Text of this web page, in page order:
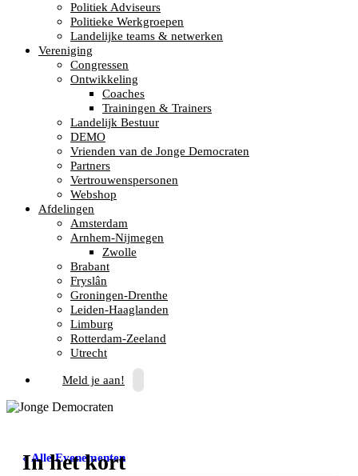
Politiek Adviseurs
Politieke Werkgroepen
Landelijke teams & netwerken
Vereniging
Congressen
Ontwikkeling
Coaches
Trainingen & Trainers
Landelijk Bestuur
DEMO
Vrienden van de Jonge Democraten
Partners
Vertrouwenspersonen
Webshop
Afdelingen
Amsterdam
Arnhem-Nijmegen
Zwolle
Brabant
Fryslân
Groningen-Drenthe
Leiden-Haaglanden
Limburg
Rotterdam-Zeeland
Utrecht
Meld je aan!
« Alle Evenementen
In het kort